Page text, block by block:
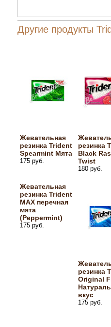
Другие продукты
Жевательная
резинка Trident
Spearmint Мята
175 руб.
резинка
Black
Twist
180 руб.
Жевательная
резинка Trident
MAX перечная
мята
(Peppermint)
175 руб.
резинка
Original
вкус
175 руб.